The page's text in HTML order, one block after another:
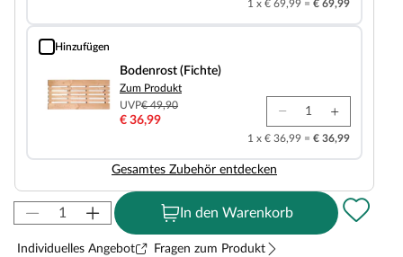
1 x € 69,99 = € 69,99
Hinzufügen
Bodenrost (Fichte)
Bodenrost (Fichte)
Zum Produkt
UVP€ 49,90
€ 36,99
1 x € 36,99 = € 36,99
Gesamtes Zubehör entdecken
In den Warenkorb
Individuelles Angebot Fragen zum Produkt